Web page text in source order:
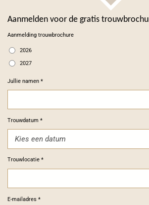
Aanmelden voor de gratis
Aanmelding trouwbrochure
2026
2027
Jullie namen *
Trouwdatum *
Trouwlocatie *
E-mailadres *